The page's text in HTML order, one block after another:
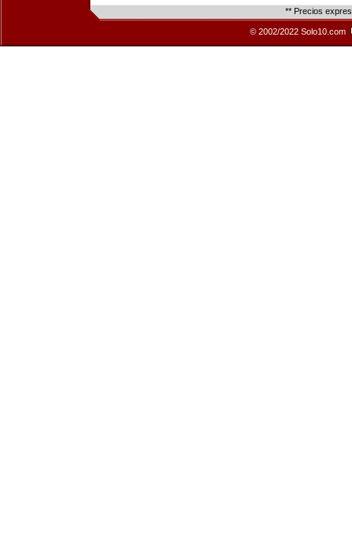
** Precios
© 2002/2022 Solo10.com